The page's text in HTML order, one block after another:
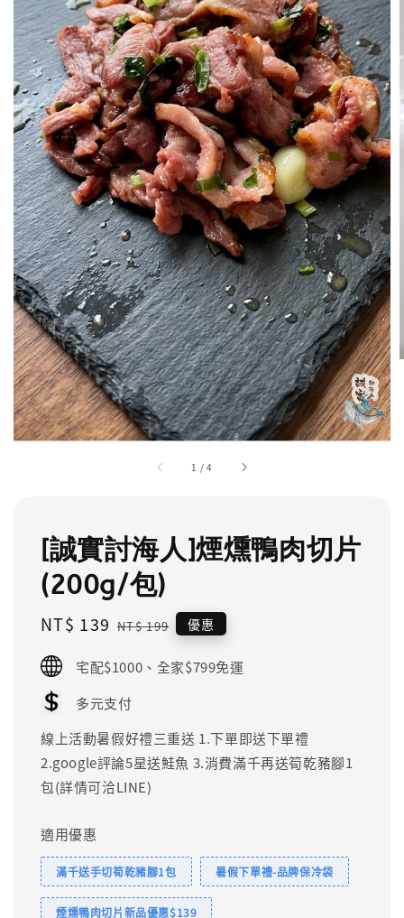
1 /4
[誠實討海人]煙燻鴨肉切片
(200g/包)
Sale
NT$ 139 Regular
NT$ 199 優惠
宅配$1000、全家$799免運
多元支付
線上活動暑假好禮三重送 1.下單即送下單禮
2.google評論5星送鮭魚 3.消費滿千再送筍乾豬腳1
包(詳情可洽LINE)
適用優惠
滿千送手切筍乾豬腳1包 暑假下單禮-品牌保冷袋
煙燻鴨肉切片新品優惠$139